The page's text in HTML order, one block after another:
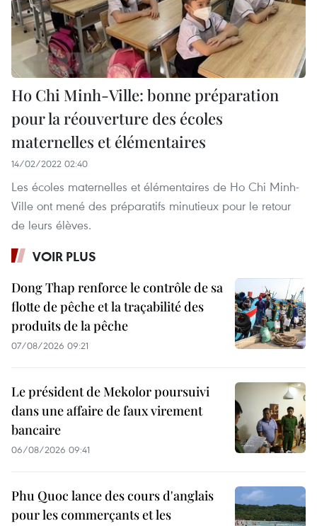
Ho Chi Minh-Ville: bonne préparation
pour la réouverture des écoles
maternelles et élémentaires
14/02/2022 02:40
Les écoles maternelles et élémentaires de Ho Chi Minh-
Ville ont mené des préparatifs minutieux pour le retour
de leurs élèves.
VOIR PLUS
Dong Thap renforce le contrôle de sa
flotte de pêche et la traçabilité des
produits de la pêche
07/08/2026 09:21
Le président de Mekolor poursuivi
dans une affaire de faux virement
bancaire
06/08/2026 09:41
Phu Quoc lance des cours d'anglais
pour les commerçants et les